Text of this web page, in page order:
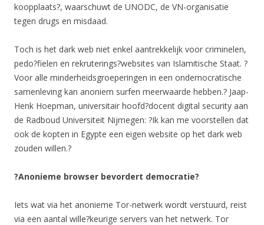
koopplaats?, waarschuwt de UNODC, de VN-organisatie
tegen drugs en misdaad.
Toch is het dark web niet enkel aantrekkelijk voor criminelen,
pedo?fielen en rekruterings?websites van Islamitische Staat. ?
Voor alle minderheidsgroeperingen in een ondemocratische
samenleving kan anoniem surfen meerwaarde hebben.? Jaap-
Henk Hoepman, universitair hoofd?docent digital security aan
de Radboud Universiteit Nijmegen: ?Ik kan me voorstellen dat
ook de kopten in Egypte een eigen website op het dark web
zouden willen.?
?Anonieme browser bevordert democratie?
Iets wat via het anonieme Tor-netwerk wordt verstuurd, reist
via een aantal wille?keurige servers van het netwerk. Tor